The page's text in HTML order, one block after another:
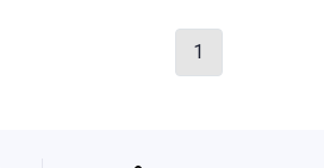
1